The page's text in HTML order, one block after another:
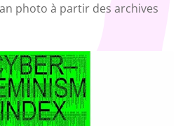
photo à partir des archives